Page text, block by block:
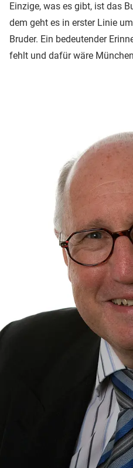
Einzige, was es gibt, ist das
dem geht es in erster Linie um
Bruder. Ein bedeutender
fehlt und dafür wäre